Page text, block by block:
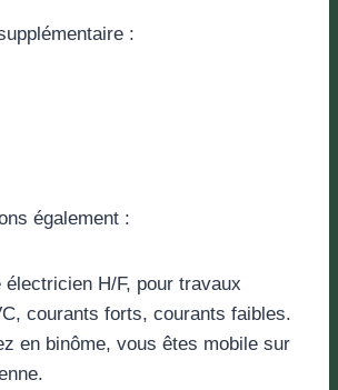
:
également :
électricien H/F, pour travaux
courants forts, courants faibles.
en binôme, vous êtes mobile sur